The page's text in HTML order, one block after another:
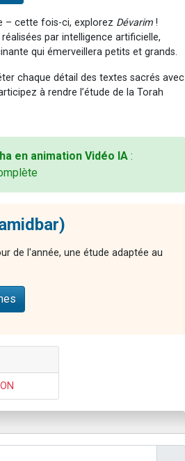
– cette fois-ci, explorez Dévarim !
par intelligence artificielle,
qui émerveillera petits et grands.
chaque détail des textes sacrés avec
à rendre l’étude de la Torah
en animation Vidéo IA:
de l'année, une étude adaptée au